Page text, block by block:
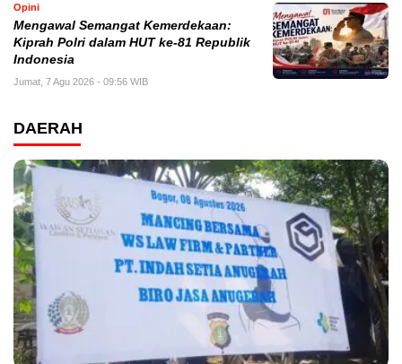
Opini
Mengawal Semangat Kemerdekaan:
Kiprah Polri dalam HUT ke-81 Republik
Indonesia
Jumat, 7 Agu 2026 - 09:56 WIB
DAERAH